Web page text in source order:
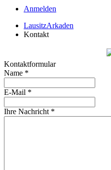
Anmelden
LausitzArkaden
Kontakt
Kontaktformular
Name *
E-Mail *
Ihre Nachricht *